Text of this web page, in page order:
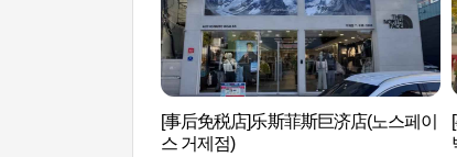
[事后免税店]乐斯菲斯巨济店(노스페이
스 거제점)